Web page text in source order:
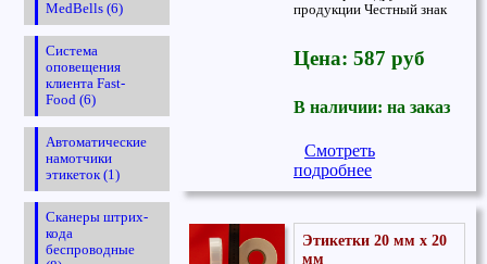
MedBells (6)
Система
оповещения
клиента Fast-
Food (6)
Автоматические
намотчики
этикеток (1)
Сканеры штрих-
кода
беспроводные
продукции Честный знак
Цена: 587 руб
В наличии: на заказ
Смотреть
подробнее
Этикетки 20 мм х 20
мм